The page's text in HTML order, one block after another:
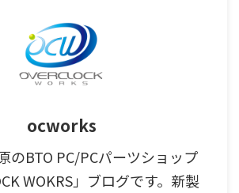
ocworks
のBTO PC/PCパーツショップ
WOKRS」ブログです。新製